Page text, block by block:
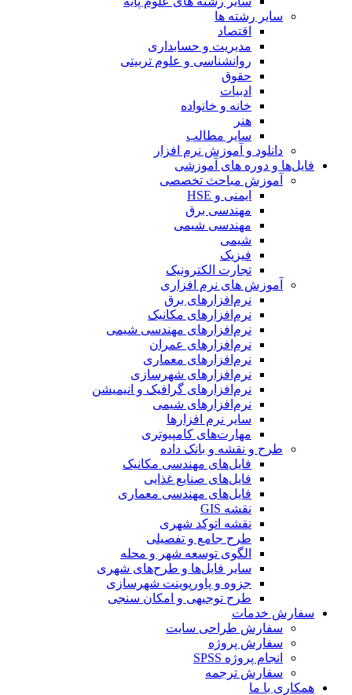
سایر رشته ها
اقتصاد
مدیریت و حسابداری
روانشناسی و علوم تربیتی
حقوق
ادبیات
خانه و خانواده
هنر
سایر مطالب
دانلود و آموزش نرم افزار
فایل‌ها و دوره های آموزشی
آموزش مباحث تخصصی
ایمنی و HSE
مهندسی برق
مهندسی شیمی
شیمی
فیزیک
تجارت الکترونیک
آموزش های نرم افزاری
نرم‌افزارهای برق
نرم‌افزارهای مکانیک
نرم‌افزارهای مهندسی شیمی
نرم‌افزارهای عمران
نرم‌افزارهای معماری
نرم‌افزارهای شهرسازی
نرم‌افزارهای گرافیک و انیمیشن
نرم‌افزارهای شیمی
سایر نرم افزارها
مهارت‌های کامپیوتری
طرح و نقشه و بانک داده
فایل‌های مهندسی مکانیک
فایل‌های صنایع غذایی
فایل‌های مهندسی معماری
نقشه GIS
نقشه اتوکد شهری
طرح جامع و تفصیلی
الگوی توسعه شهر و محله
سایر فایل‌ها و طرح‌های شهری
جزوه و پاورپوینت شهرسازی
طرح توجیهی و امکان سنجی
سفارش خدمات
سفارش طراحی سایت
سفارش پروژه
انجام پروژه SPSS
سفارش ترجمه
همکاری با ما